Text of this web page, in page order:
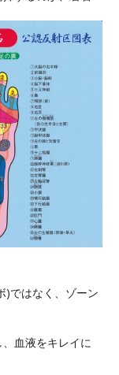
)ではなく、ゾーン
血液をキレイに